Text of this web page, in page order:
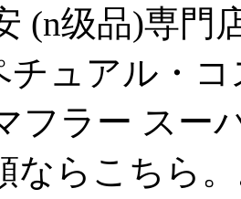
(n级品)専門
チュアル・
フラー スー
ならこちら